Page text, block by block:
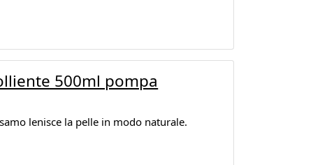
500ml pompa
lenisce la pelle in modo naturale.